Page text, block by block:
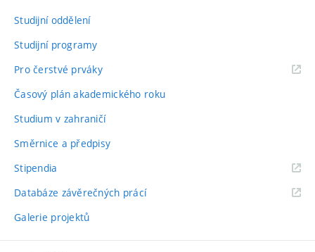
Studijní oddělení
Studijní programy
Pro čerstvé prváky
Časový plán akademického roku
Studium v zahraničí
Směrnice a předpisy
Stipendia
Databáze závěrečných prácí
Galerie projektů